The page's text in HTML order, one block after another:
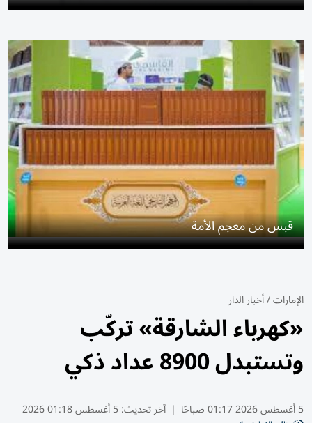
قبس من معجم الأمة
الإمارات/أخبار الدار
«كهرباء الشارقة» تركّب
وتستبدل 8900 عداد ذكي
5 أغسطس 2026 01:17 صباحًا | آخر تحديث:5 أغسطس 01:18 2026